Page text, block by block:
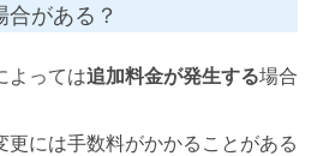
がある？
よっては追加料金が発生する場合
更には手数料がかかることがある